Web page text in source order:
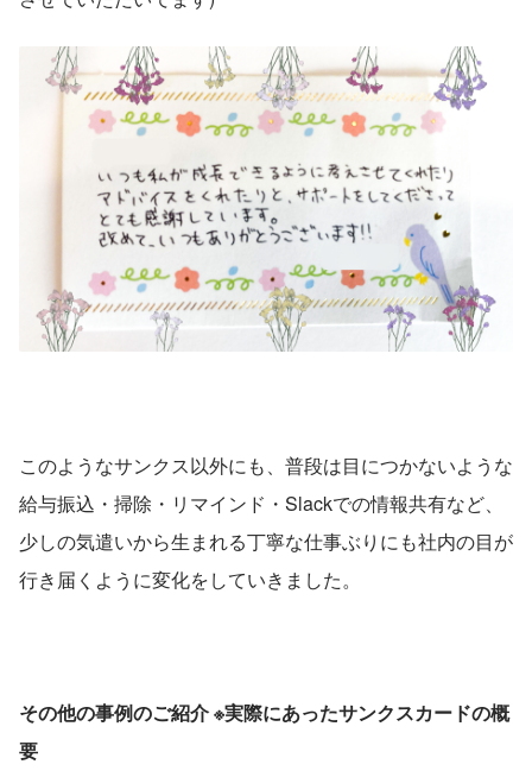
このようなサンクス以外にも、普段は目につかないような
給与振込・掃除・リマインド・Slackでの情報共有など、
少しの気遣いから生まれる丁寧な仕事ぶりにも社内の目が
行き届くように変化をしていきました。
その他の事例のご紹介 ※実際にあったサンクスカードの概
要